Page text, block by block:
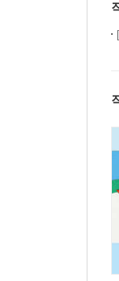
4장